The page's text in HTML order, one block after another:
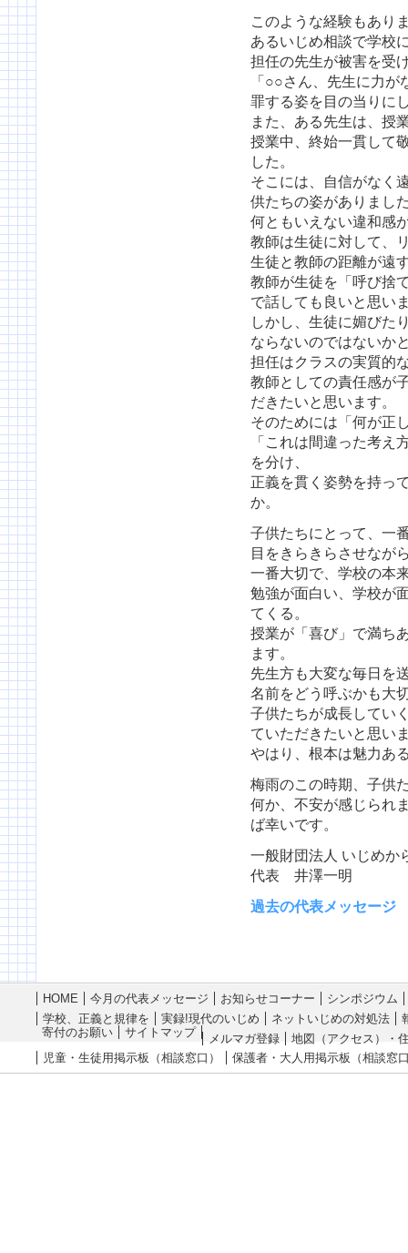
このような経験もあり
あるいじめ相談で学校
担任の先生が被害を受
「○○さん、先生に力
罪する姿を目の当りに
また、ある先生は、授
授業中、終始一貫して
した。
そこには、自信がなく
供たちの姿がありまし
何ともいえない違和感
教師は生徒に対して、
生徒と教師の距離が遠
教師が生徒を「呼び捨
で話しても良いと思い
しかし、生徒に媚びた
ならないのではないか
担任はクラスの実質的
教師としての責任感が
だきたいと思います。
そのためには「何が正
「これは間違った考え
を分け、
正義を貫く姿勢を持っ
か。
子供たちにとって、一
目をきらきらさせなが
一番大切で、学校の本
勉強が面白い、学校が
てくる。
授業が「喜び」で満ち
ます。
先生方も大変な毎日を
名前をどう呼ぶかも大
子供たちが成長してい
ていただきたいと思い
やはり、根本は魅力あ
梅雨のこの時期、子供
何か、不安が感じられ
ば幸いです。
一般財団法人 いじめか
代表 井澤一明
過去の代表メッセージ
HOME 今月の代表メッセージ お知らせコーナー
シンポジウム
学校、正義と規律を
実録!現代のいじめ ネットいじめの対処法
寄付のお願い
サイトマップ メルマガ登録
地図（アクセス）・
児童・生徒用掲示板（相談窓口）
保護者・大人用掲示板（相談窓